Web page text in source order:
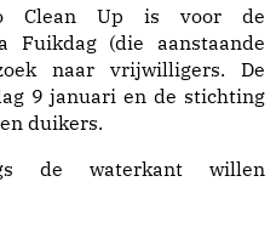
Clean Up is voor de
Fuikdag (die aanstaande
naar vrijwilligers. De
9 januari en de stichting
duikers.
de waterkant willen